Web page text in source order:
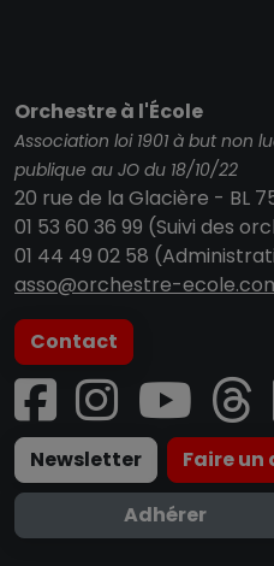
Orchestre à l'École
Association loi 1901 à but non
publique au JO du 18/10/22
20 rue de la Glacière - BL
01 53 60 36 99 (Suivi des
01 44 49 02 58
asso@orchestre-
Contact
Newsletter
Faire un
Adhérer